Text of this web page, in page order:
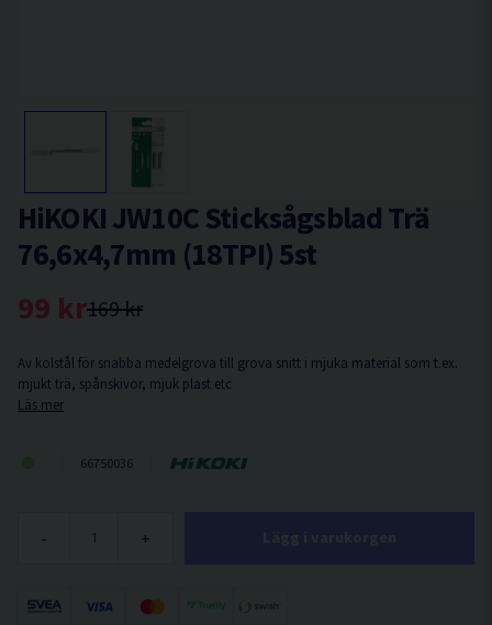
HiKOKI JW10C Sticksågsblad Trä
76,6x4,7mm (18TPI) 5st
169 kr
99 kr
Av kolstål för snabba medelgrova till grova snitt i mjuka material som t.ex.
mjukt trä, spånskivor, mjuk plast etc
Läs mer
66750036
- +